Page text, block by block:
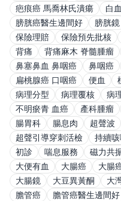
疤痕癌 馬喬林氏潰瘍
白
膀胱癌醫生邊間好
膀胱鏡
保險理賠
保險預先批核
背痛
背痛麻木 脊髓腫瘤
鼻塞鼻血 鼻咽癌
鼻咽癌
扁桃腺癌 口咽癌
便血
病理分型
病理覆核 病
不明瘀青 血癌
產科腫瘤
腸胃科
腸息肉 超聲波
超聲引導穿刺活檢
持續
初診
喘息服務 磁力共
大便有血
大腸癌 大腸
大腸鏡
大豆異黃酮 大
膽管癌
膽管癌醫生邊間好